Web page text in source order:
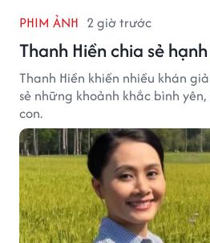
PHIM ẢNH 2 giờ trước
Thanh Hiền chia sẻ
Thanh Hiền khiến nhiều khán
sẻ những khoảnh khắc bình
con.